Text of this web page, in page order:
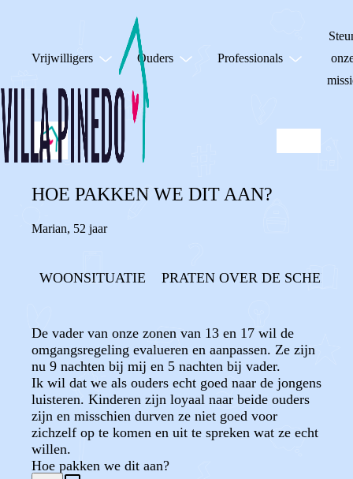
Vrijwilligers Ouders Professionals
HOE PAKKEN WE DIT AAN?
Marian, 52 jaar
WOONSITUATIE PRATEN OVER DE
De vader van onze zonen van 13 en 17 wil de
omgangsregeling evalueren en aanpassen. Ze zijn
nu 9 nachten bij mij en 5 nachten bij vader.
Ik wil dat we als ouders echt goed naar de jongens
luisteren. Kinderen zijn loyaal naar beide ouders
zijn en misschien durven ze niet goed voor
zichzelf op te komen en uit te spreken wat ze echt
willen.
Hoe pakken we dit aan?